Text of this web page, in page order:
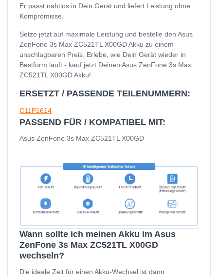
Er passt nahtlos in Dein Gerät und liefert Leistung ohne
Kompromisse.
Setze jetzt auf maximale Leistung und bestelle den Asus
ZenFone 3s Max ZC521TL X00GD Akku zu einem
unschlagbaren Preis. Erlebe, wie Dein Gerät wieder in
Bestform läuft - kauf jetzt Deinen Asus ZenFone 3s Max
ZC521TL X00GD Akku!
ERSETZT / PASSENDE TEILENUMMERN:
C11P1614
PASSEND FÜR / KOMPATIBEL MIT:
Asus ZenFone 3s Max ZC521TL X00GD
Wann sollte ich meinen Akku im Asus
ZenFone 3s Max ZC521TL X00GD
wechseln?
Die ideale Zeit für einen Akku-Wechsel ist dann